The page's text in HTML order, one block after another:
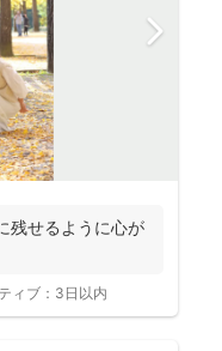
残せるように心が
ィブ： 3日以内